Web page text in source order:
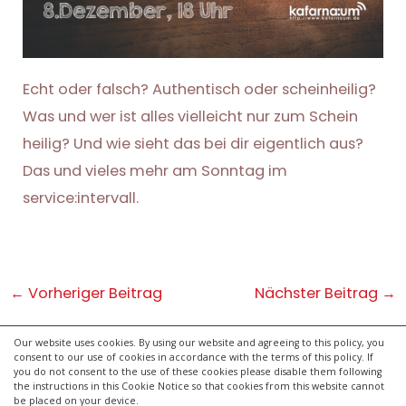
Our website uses cookies. By using our website and agreeing to this policy, you
consent to our use of cookies in accordance with the terms of this policy. If
you do not consent to the use of these cookies please disable them following
the instructions in this Cookie Notice so that cookies from this website cannot
be placed on your device.
Echt oder falsch? Authentisch oder scheinheilig?
Was und wer ist alles vielleicht nur zum Schein
heilig? Und wie sieht das bei dir eigentlich aus?
Das und vieles mehr am Sonntag im
service:intervall.
Post
← Vorheriger Beitrag Nächster Beitrag →
kontakt
impressum